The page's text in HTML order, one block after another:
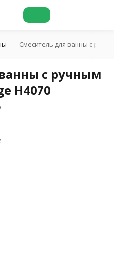
Смеситель для ванны с
с ручным
H4070